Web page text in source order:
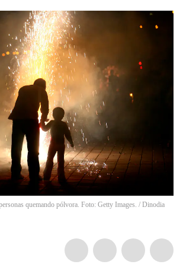
quemando pólvora. Foto: Getty Images. / Dinodia